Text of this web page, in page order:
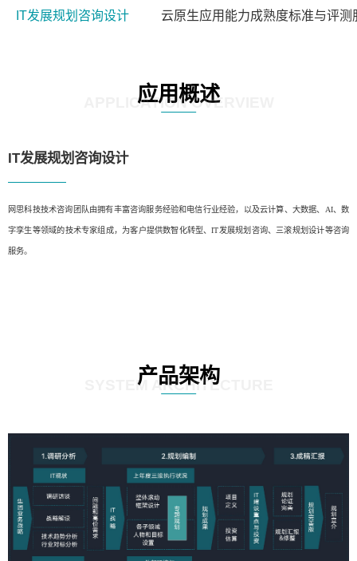
IT发展规划咨询设计 云原生应用能力成熟度标准与评测
应用概述
APPLICATION OVERVIEW
IT发展规划咨询设计
网思科技技术咨询团队由拥有丰富咨询服务经验和电信行业经验，以及云计算、大数据、AI、数
字孪生等领域的技术专家组成，为客户提供数智化转型、IT发展规划咨询、三滚规划设计等咨询
服务。
产品架构
SYSTEM ARCHITECTURE